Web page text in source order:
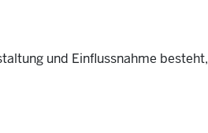
und Einflussnahme besteht,